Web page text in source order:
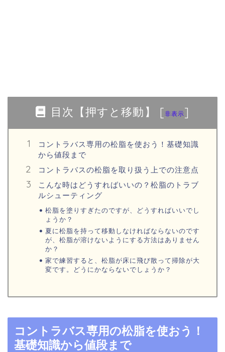
目次【押すと移動】 [非表示]
コントラバス専用の松脂を使おう！基礎知識
から値段まで
コントラバスの松脂を取り扱う上での注意点
こんな時はどうすればいいの？松脂のトラブ
ルシューティング
松脂を塗りすぎたのですが、どうすればいいでし
ょうか？
夏に松脂を持って移動しなければならないのです
が、松脂が溶けないようにする方法はありません
か？
家で練習すると、松脂が床に飛び散って掃除が大
変です。どうにかならないでしょうか？
コントラバス専用の松脂を使おう！
基礎知識から値段まで